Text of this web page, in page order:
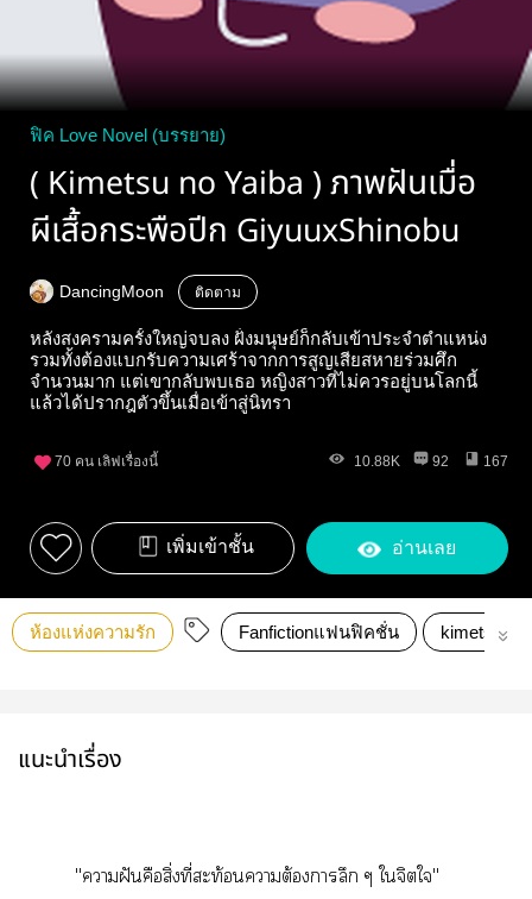
ฟิค Love Novel (บรรยาย)
( Kimetsu no Yaiba ) ภาพฝันเมื่อ
ผีเสื้อกระพือปีก GiyuuxShinobu
DancingMoon ติดตาม
หลังสงครามครั้งใหญ่จบลง ฝั่งมนุษย์ก็กลับเข้าประจำตำแหน่ง
รวมทั้งต้องแบกรับความเศร้าจากการสูญเสียสหายร่วมศึก
จำนวนมาก แต่เขากลับพบเธอ หญิงสาวที่ไม่ควรอยู่บนโลกนี้
แล้วได้ปรากฎตัวขึ้นเมื่อเข้าสู่นิทรา
70 คน เลิฟเรื่องนี้ 10.88K 92 167
เพิ่มเข้าชั้น อ่านเลย
ห้องแห่งความรัก Fanfictionแฟนฟิคชั่น
แนะนำเรื่อง
"าฝันคือสิ่งที่สะท้อนาต้องาลึก ๆ ใจิตใ"